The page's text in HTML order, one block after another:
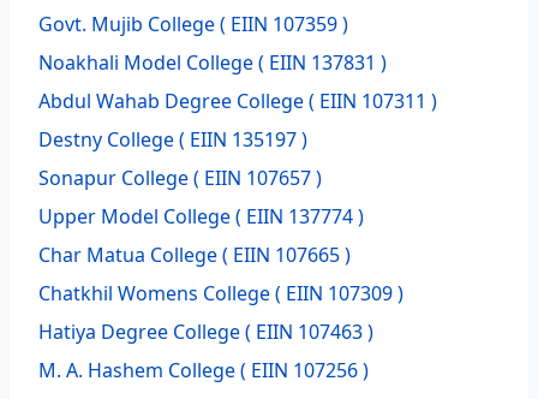
Govt. Mujib College( EIIN 107359 )
Noakhali Model College( EIIN 137831 )
Abdul Wahab Degree College( EIIN 107311 )
Destny College( EIIN 135197 )
Sonapur College( EIIN 107657 )
Upper Model College( EIIN 137774 )
Char Matua College( EIIN 107665 )
Chatkhil Womens College( EIIN 107309 )
Hatiya Degree College( EIIN 107463 )
M. A. Hashem College( EIIN 107256 )